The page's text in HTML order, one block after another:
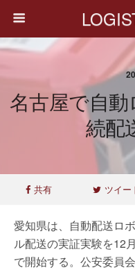
名古屋で自
続配
共有 ツイー
愛知県は、自動配送ロ
ル配送の実証実験を12
で開始する。公安委員